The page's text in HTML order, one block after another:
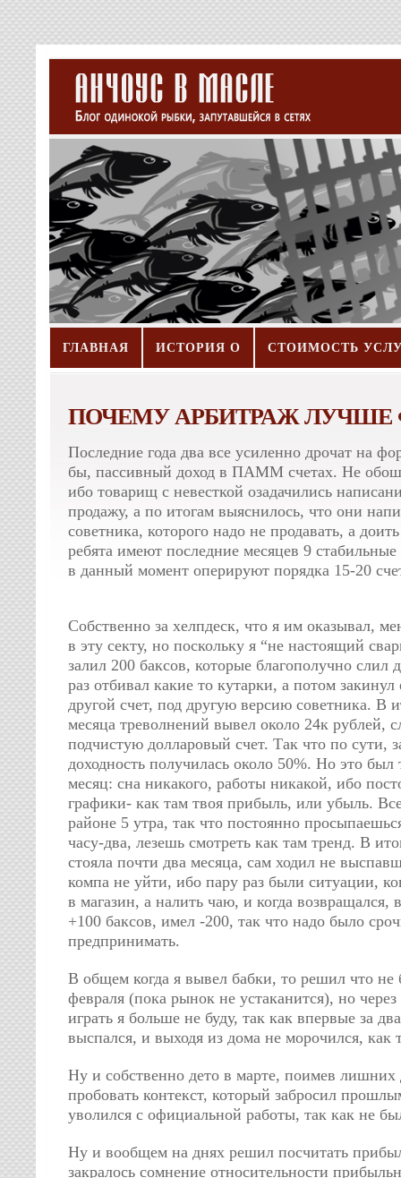
ГЛАВНАЯ ИСТОРИЯ О СТОИМОСТЬ
ПОЧЕМУ АРБИТРАЖ ЛУЧШЕ
Последние года два все усиленно дрочат на
бы, пассивный доход в ПАММ счетах. Не
ибо товарищ с невесткой озадачились
продажу, а по итогам выяснилось, что они
советника, которого надо не продавать, а
ребята имеют последние месяцев 9
в данный момент оперируют порядка 15-20
Собственно за хелпдеск, что я им оказывал,
в эту секту, но поскольку я “не настоящий
залил 200 баксов, которые благополучно
раз отбивал какие то кутарки, а потом
другой счет, под другую версию советника. В
месяца треволнений вывел около 24к рублей,
подчистую долларовый счет. Так что по сути,
доходность получилась около 50%. Но это
месяц: сна никакого, работы никакой, ибо
графики- как там твоя прибыль, или убыль.
районе 5 утра, так что постоянно
часу-два, лезешь смотреть как там тренд. В
стояла почти два месяца, сам ходил не
компа не уйти, ибо пару раз были ситуации,
в магазин, а налить чаю, и когда возвращался,
+100 баксов, имел -200, так что надо было
предпринимать.
В общем когда я вывел бабки, то решил что не
февраля (пока рынок не устаканится), но
играть я больше не буду, так как впервые за
выспался, и выходя из дома не морочился, как
Ну и собственно дето в марте, поимев лишних
пробовать контекст, который забросил
уволился с официальной работы, так как не
Ну и вообщем на днях решил посчитать
закралось сомнение относительности